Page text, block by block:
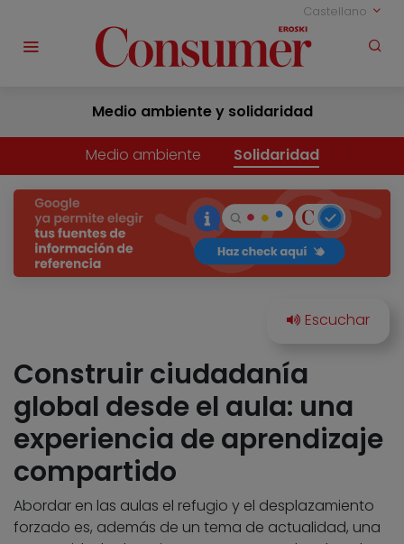
Castellano
Medio ambiente y solidaridad
Medio ambiente Solidaridad
Construir ciudadanía
global desde el aula: una
experiencia de aprendizaje
compartido
Abordar en las aulas el refugio y el desplazamiento
forzado es, además de un tema de actualidad, una